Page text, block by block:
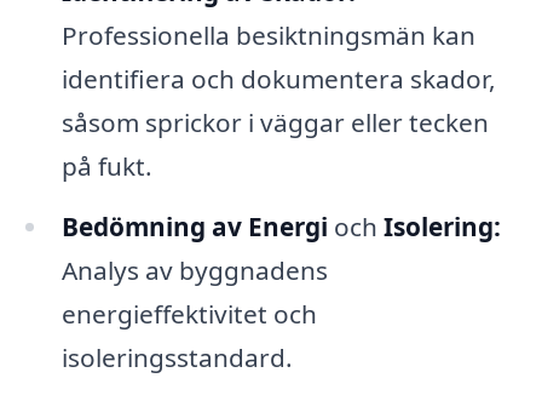
Professionella besiktningsmän kan
identifiera och dokumentera skador,
såsom sprickor i väggar eller tecken
på fukt.
Bedömning av Energi och Isolering:
Analys av byggnadens
energieffektivitet och
isoleringsstandard.